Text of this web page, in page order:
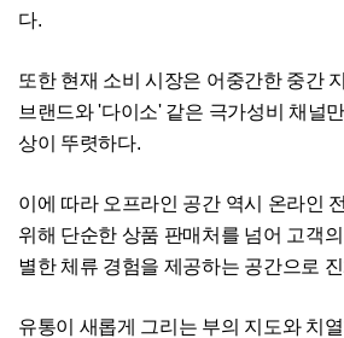
다.
또한 현재 소비 시장은 어중간한 중간
브랜드와 '다이소' 같은 극가성비 채널
상이 뚜렷하다.
이에 따라 오프라인 공간 역시 온라인
위해 단순한 상품 판매처를 넘어 고객
별한 체류 경험을 제공하는 공간으로
유통이 새롭게 그리는 부의 지도와 치